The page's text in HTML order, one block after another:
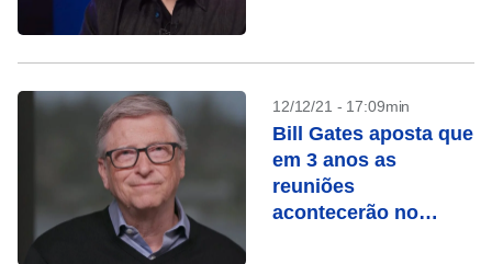
12/12/21 - 17:09min
Bill Gates aposta que
em 3 anos as
reuniões
acontecerão no